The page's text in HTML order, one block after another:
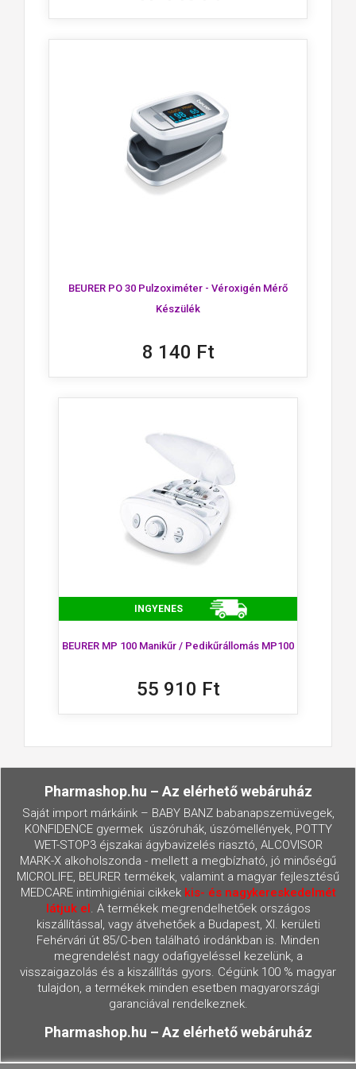
BEURER PO 30 Pulzoximéter - Véroxigén Mérő
Készülék
8 140 Ft
INGYENES
BEURER MP 100 Manikűr / Pedikűrállomás MP100
55 910 Ft
Pharmashop.hu – Az elérhető webáruház
Saját import márkáink – BABY BANZ babanapszemüvegek,
KONFIDENCE gyermek úszóruhák, úszómellények, POTTY
WET-STOP3 éjszakai ágybavizelés riasztó, ALCOVISOR
MARK-X alkoholszonda - mellett a megbízható, jó minőségű
MICROLIFE, BEURER termékek, valamint a magyar fejlesztésű
MEDCARE intimhigiéniai cikkek kis- és nagykereskedelmét
látjuk el. A termékek megrendelhetőek országos
kiszállítással, vagy átvehetőek a Budapest, XI. kerületi
Fehérvári út 85/C-ben található irodánkban is. Minden
megrendelést nagy odafigyeléssel kezelünk, a
visszaigazolás és a kiszállítás gyors. Cégünk 100 % magyar
tulajdon, a termékek minden esetben magyarországi
garanciával rendelkeznek.
Pharmashop.hu – Az elérhető webáruház